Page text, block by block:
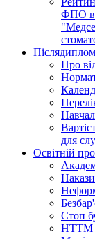
ФПО
Про
для
Освітній
Накази
Стоп
НТТМ